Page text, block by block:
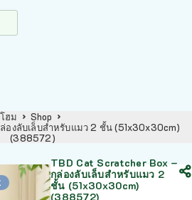
โฮม
Shop
องลับเล็บสำหรับแมว 2 ชั้น (51x30x30cm)
(388572)
TBD Cat Scratcher Box –
กล่องลับเล็บสำหรับแมว 2
ชั้น (51x30x30cm)
(388572)